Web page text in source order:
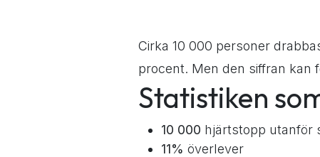
Cirka 10 000 personer
procent. Men den siffran kan
Statistiken
10 000 hjärtstopp utanför
11% överlever